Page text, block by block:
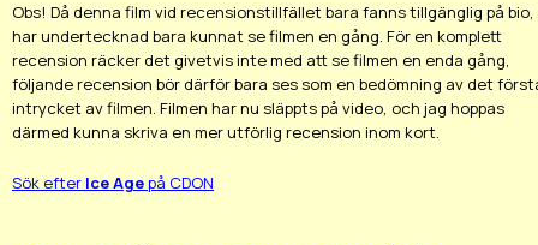
Obs! Då denna film vid recensionstillfället bara fanns tillgänglig på bio,
har undertecknad bara kunnat se filmen en gång. För en komplett
recension räcker det givetvis inte med att se filmen en enda gång,
följande recension bör därför bara ses som en bedömning av det
intrycket av filmen. Filmen har nu släppts på video, och jag hoppas
därmed kunna skriva en mer utförlig recension inom kort.
Sök efter Ice Agepå CDON